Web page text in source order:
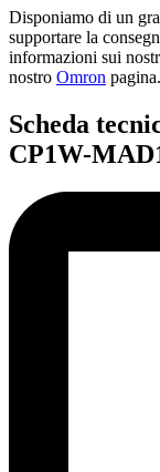
Disponiamo di un
supportare la
informazioni sui
nostro Omron pagina.
Scheda
CP1W-